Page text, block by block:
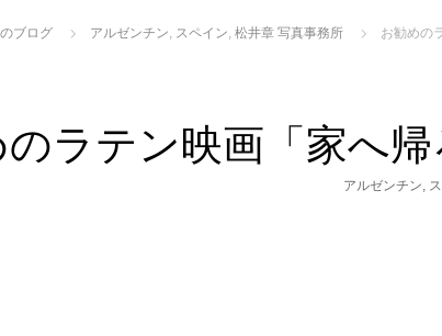
ブログ アルゼンチン, スペイン, 松井章 写真事務所 お勧めの
のラテン映画「家へ
アルゼンチン,